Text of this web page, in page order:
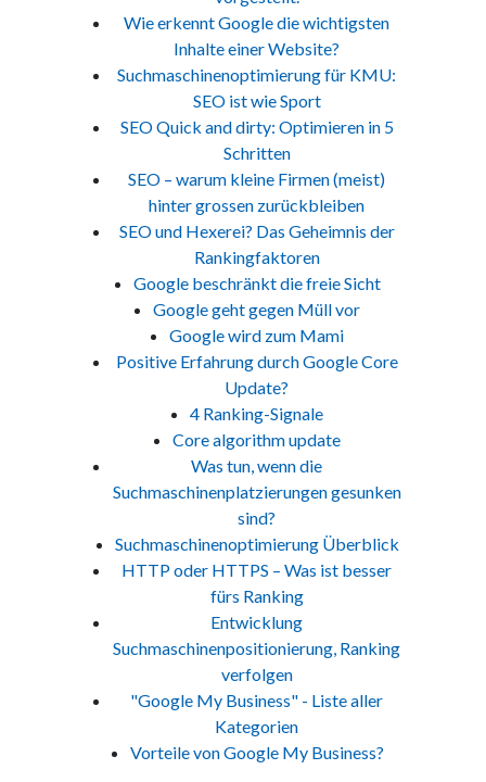
Wie erkennt Google die wichtigsten
Inhalte einer Website?
Suchmaschinenoptimierung für KMU:
SEO ist wie Sport
SEO Quick and dirty: Optimieren in 5
Schritten
SEO – warum kleine Firmen (meist)
hinter grossen zurückbleiben
SEO und Hexerei? Das Geheimnis der
Rankingfaktoren
Google beschränkt die freie Sicht
Google geht gegen Müll vor
Google wird zum Mami
Positive Erfahrung durch Google Core
Update?
4 Ranking-Signale
Core algorithm update
Was tun, wenn die
Suchmaschinenplatzierungen gesunken
sind?
Suchmaschinenoptimierung Überblick
HTTP oder HTTPS – Was ist besser
fürs Ranking
Entwicklung
Suchmaschinenpositionierung, Ranking
verfolgen
"Google My Business" - Liste aller
Kategorien
Vorteile von Google My Business?